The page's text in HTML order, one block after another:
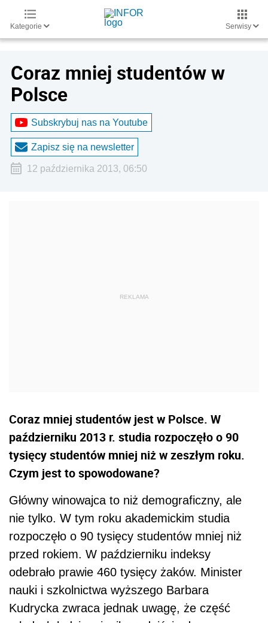
Kategorie Serwisy
Coraz mniej studentów w
Polsce
Subskrybuj nas na Youtube
Zapisz się na newsletter
12 października 2013, 06:50
Coraz mniej studentów jest w Polsce. W
październiku 2013 r. studia rozpoczęło o 90
tysięcy studentów mniej niż w zeszłym roku.
Czym jest to spowodowane?
Główny winowajca to niż demograficzny, ale
nie tylko. W tym roku akademickim studia
rozpoczęło o 90 tysięcy studentów mniej niż
przed rokiem. W październiku indeksy
odebrało prawie 460 tysięcy żaków. Minister
nauki i szkolnictwa wyższego Barbara
Kudrycka zwraca jednak uwagę, że część